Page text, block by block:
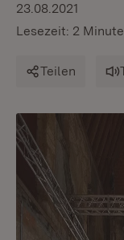
23.08.2021
Lesezeit: 2
Teilen